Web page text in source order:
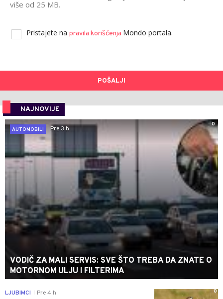
više od 25 MB.
Pristajete na pravila korišćenja Mondo portala.
POŠALJI
NAJNOVIJE
0
AUTOMOBILI
Pre 3 h
VODIČ ZA MALI SERVIS: SVE ŠTO TREBA DA ZNATE O
MOTORNOM ULJU I FILTERIMA
0
LJUBIMCI Pre 4 h